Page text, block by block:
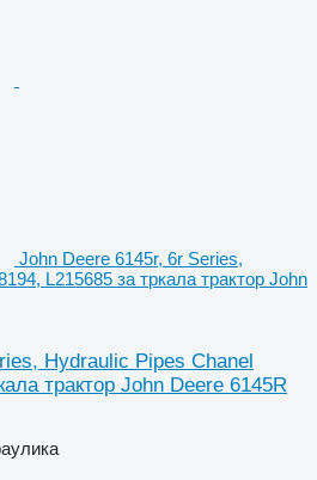
John Deere 6145r, 6r Series,
L215685 за тркала трактор John
Hydraulic Pipes Chanel
трактор John Deere 6145R